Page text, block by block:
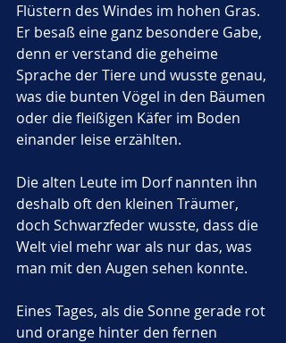
Flüstern des Windes im hohen Gras.
Er besaß eine ganz besondere Gabe,
denn er verstand die geheime
Sprache der Tiere und wusste genau,
was die bunten Vögel in den Bäumen
oder die fleißigen Käfer im Boden
einander leise erzählten.
Die alten Leute im Dorf nannten ihn
deshalb oft den kleinen Träumer,
doch Schwarzfeder wusste, dass die
Welt viel mehr war als nur das, was
man mit den Augen sehen konnte.
Eines Tages, als die Sonne gerade rot
und orange hinter den fernen